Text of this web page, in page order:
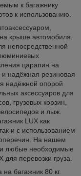
к багажнику
к использованию.
крыше автомобиля.
непосредственной
царапин на
и надёжная резиновая
надёжной опорой
аксессуаров для
грузовых корзин,
и лыж.
LUX как
и с использованием
На нашем
любые необходимые
перевозки груза.
багажник 80 кг.